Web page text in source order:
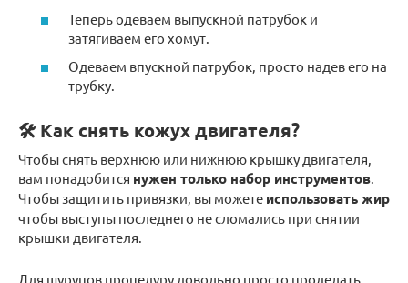
Теперь одеваем выпускной патрубок и
затягиваем его хомут.
Одеваем впускной патрубок, просто надев его на
трубку.
🛠️ Как снять кожух двигателя?
Чтобы снять верхнюю или нижнюю крышку двигателя,
вам понадобится нужен только набор инструментов.
Чтобы защитить привязки, вы можете использовать жир
чтобы выступы последнего не сломались при снятии
крышки двигателя.
Для шурупов процедуру довольно просто проделать